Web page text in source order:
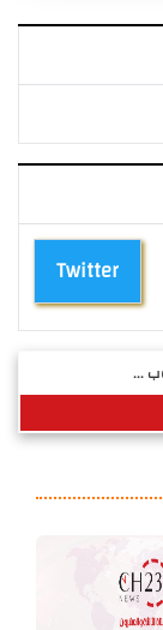
Twitter
...